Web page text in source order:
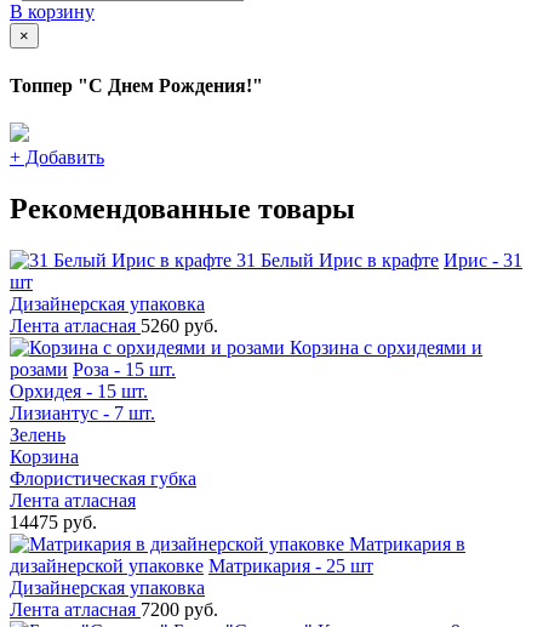
В корзину
×
Топпер "С Днем Рождения!"
+ Добавить
Рекомендованные товары
31 Белый Ирис в крафте Ирис - 31
шт
Дизайнерская упаковка
Лента атласная 5260 руб.
Корзина с орхидеями и
розами Роза - 15 шт.
Орхидея - 15 шт.
Лизиантус - 7 шт.
Зелень
Корзина
Флористическая губка
Лента атласная
14475 руб.
Матрикария в
дизайнерской упаковке Матрикария - 25 шт
Дизайнерская упаковка
Лента атласная 7200 руб.